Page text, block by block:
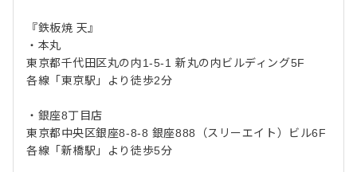
『鉄板焼 天』
・本丸
東京都千代田区丸の内1-5-1 新丸の内ビルディング5F
各線「東京駅」より徒歩2分
・銀座8丁目店
東京都中央区銀座8-8-8 銀座888（スリーエイト）ビル6F
各線「新橋駅」より徒歩5分